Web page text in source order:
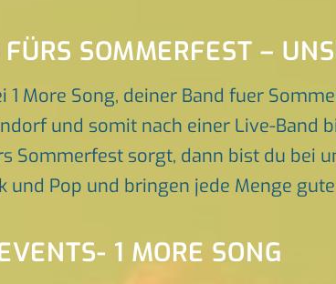
SOMMERFEST –
More Song, deiner Band fuer
und somit nach einer Live-Band
Sommerfest sorgt, dann bist du bei
und Pop und bringen jede Menge
1 MORE SONG